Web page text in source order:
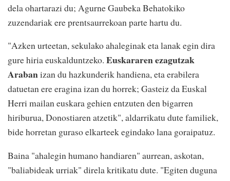
dela ohartarazi du; Agurne Gaubeka Behatokiko
zuzendariak ere prentsaurrekoan parte hartu du.
"Azken urteetan, sekulako ahaleginak eta lanak egin dira
gure hiria euskalduntzeko. Euskararen ezagutzak
Arabanizan du hazkunderik handiena, eta erabilera
datuetan ere eragina izan du horrek; Gasteiz da Euskal
Herri mailan euskara gehien entzuten den bigarren
hiriburua, Donostiaren atzetik", aldarrikatu dute familiek,
bide horretan guraso elkarteek egindako lana goraipatuz.
Baina "ahalegin humano handiaren" aurrean, askotan,
"baliabideak urriak" direla kritikatu dute. "Egiten duguna